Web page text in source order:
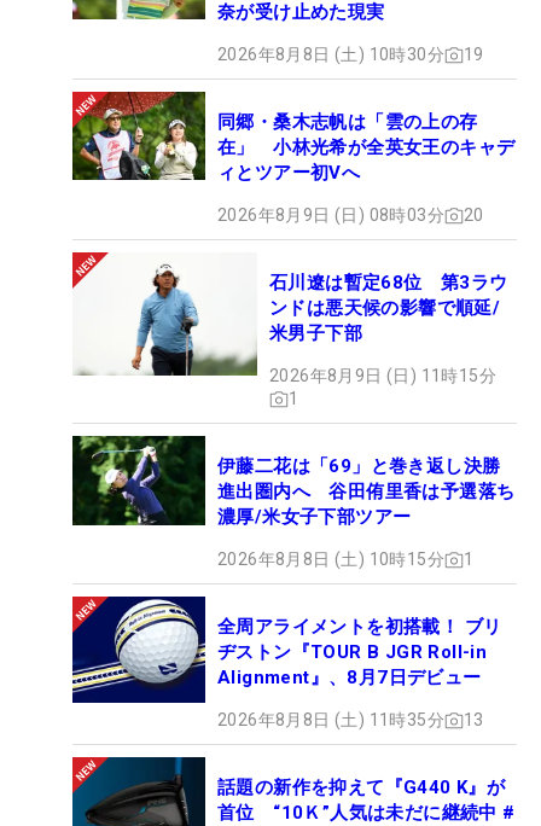
奈が受け止めた現実
2026年8月8日 (土) 10時30分 19
同郷・桑木志帆は「雲の上の存
在」 小林光希が全英女王のキャデ
ィとツアー初Vへ
2026年8月9日 (日) 08時03分 20
石川遼は暫定68位 第3ラウ
ンドは悪天候の影響で順延/
米男子下部
2026年8月9日 (日) 11時15分
1
伊藤二花は「69」と巻き返し決勝
進出圏内へ 谷田侑里香は予選落ち
濃厚/米女子下部ツアー
2026年8月8日 (土) 10時15分 1
全周アライメントを初搭載！ ブリ
ヂストン『TOUR B JGR Roll-in
Alignment』、8月7日デビュー
2026年8月8日 (土) 11時35分 13
話題の新作を抑えて『G440 K』が
首位 “10Ｋ”人気は未だに継続中 #